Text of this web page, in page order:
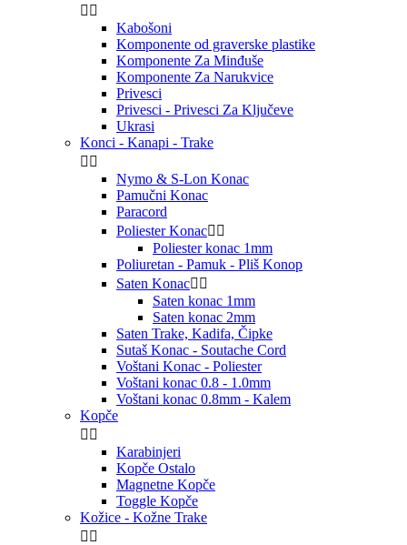
 
Kabošoni
Komponente od graverske plastike
Komponente Za Minđuše
Komponente Za Narukvice
Privesci
Privesci - Privesci Za Ključeve
Ukrasi
Konci - Kanapi - Trake
 
Nymo & S-Lon Konac
Pamučni Konac
Paracord
Poliester Konac 
Poliester konac 1mm
Poliuretan - Pamuk - Pliš Konop
Saten Konac 
Saten konac 1mm
Saten konac 2mm
Saten Trake, Kadifa, Čipke
Sutaš Konac - Soutache Cord
Voštani Konac - Poliester
Voštani konac 0.8 - 1.0mm
Voštani konac 0.8mm - Kalem
Kopče
 
Karabinjeri
Kopče Ostalo
Magnetne Kopče
Toggle Kopče
Kožice - Kožne Trake
 